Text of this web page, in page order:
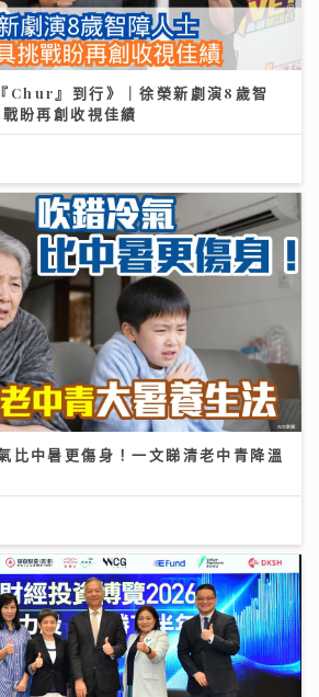
Chur』到行》｜徐榮新劇演8歲智
盼再創收視佳績
比中暑更傷身！一文睇清老中青降溫